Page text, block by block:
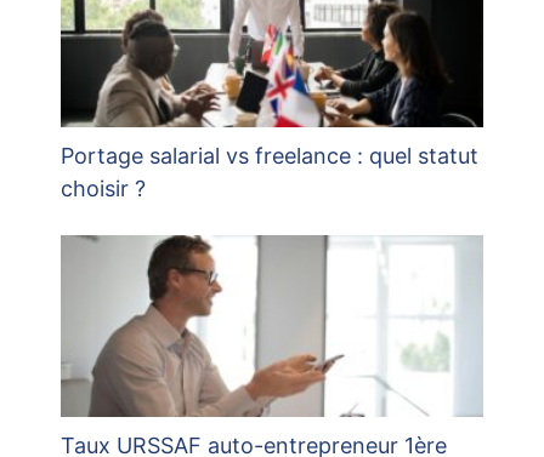
Portage salarial vs freelance : quel statut
choisir ?
Taux URSSAF auto-entrepreneur 1ère